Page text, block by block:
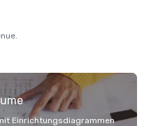
Einrichtungsdiagrammen